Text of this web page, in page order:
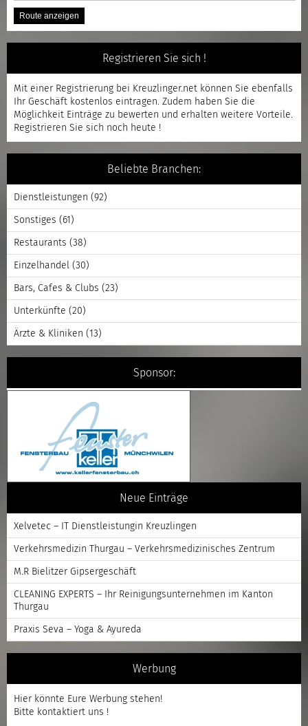
Registrieren Sie sich !
Mit einer Registrierung bei Kreuzlinger.net können Sie ebenfalls
Ihr Geschäft kostenlos eintragen. Zudem haben Sie die
Möglichkeit Einträge zu bewerten und erhalten weitere Vorteile.
Registrieren Sie sich noch heute !
Beliebte Branchen:
Dienstleistungen (92)
Sonstiges (61)
Restaurants (38)
Einzelhandel (30)
Bars, Cafes & Clubs (23)
Unterkünfte (20)
Ärzte & Kliniken (13)
Sponsor:
Neue Einträge
Xelvetec – IT Dienstleistungin Kreuzlingen
Verkehrsmedizin Thurgau – Verkehrsmedizinisches Zentrum
M.R Bielitzer Gipsergeschäft
CLEANING EXPERTS – Ihr Reinigungsunternehmen im Kanton
Thurgau
Praxis Seva – Yoga & Ayureda
Werbung
Hier könnte Eure Werbung stehen!
Bitte kontaktiert uns !